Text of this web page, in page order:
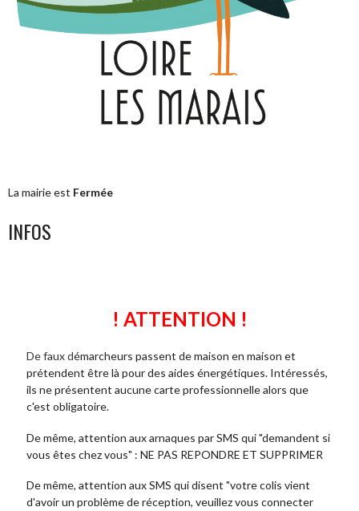
La mairie est Fermée
INFOS
! ATTENTION !
De faux démarcheurs passent de maison en maison et
prétendent être là pour des aides énergétiques. Intéressés,
ils ne présentent aucune carte professionnelle alors que
c'est obligatoire.
De même, attention aux arnaques par SMS qui "demandent si
vous êtes chez vous" : NE PAS REPONDRE ET SUPPRIMER
De même, attention aux SMS qui disent "votre colis vient
d'avoir un problème de réception, veuillez vous connecter